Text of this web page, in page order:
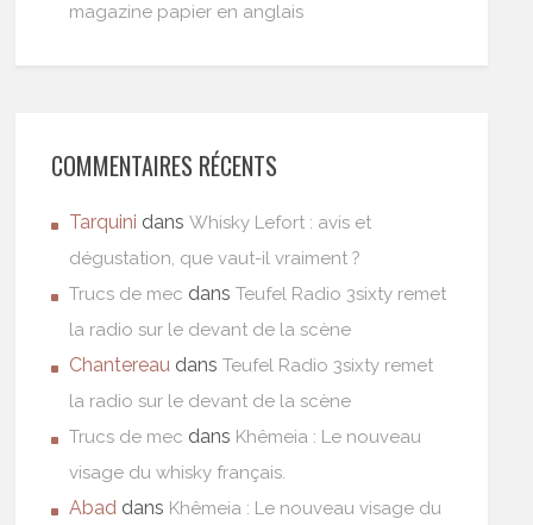
magazine papier en anglais
COMMENTAIRES RÉCENTS
Tarquini dansWhisky Lefort : avis et
dégustation, que vaut-il vraiment ?
Trucs de mec dansTeufel Radio 3sixty remet
la radio sur le devant de la scène
Chantereau dansTeufel Radio 3sixty remet
la radio sur le devant de la scène
Trucs de mec dans Khêmeia : Le nouveau
visage du whisky français.
Abad dans Khêmeia : Le nouveau visage du